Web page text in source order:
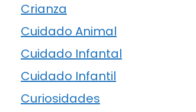
Crianza
Cuidado Animal
Cuidado Infantal
Cuidado Infantil
Curiosidades